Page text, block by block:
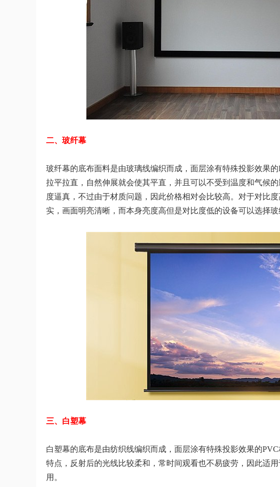
二、玻纤幕
玻纤幕的底布面料是由玻璃线编织而成，面层涂有特殊投影效果
拉平拉直，自然伸展就会使其平直，并且可以不受到温度和气候
度逼真，不过由于材质问题，因此价格相对会比较高。对于对比
实，画面明亮清晰，而本身亮度高但是对比度低的设备可以选择玻
三、白塑幕
白塑幕的底布是由纺织线编织而成，面层涂有特殊投影效果的
特点，反射后的光线比较柔和，常时间观看也不易疲劳，因此适
用。